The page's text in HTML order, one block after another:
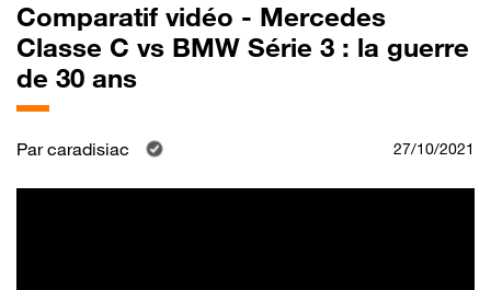
Comparatif vidéo - Mercedes
Classe C vs BMW Série 3 : la guerre
de 30 ans
Parcaradisiac 27/10/2021